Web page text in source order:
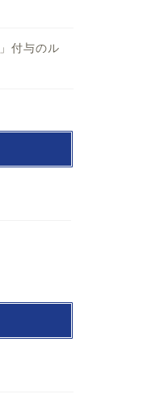
付与のル